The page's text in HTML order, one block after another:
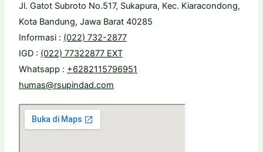
Jl. Gatot Subroto No.517, Sukapura, Kec. Kiaracondong,
Kota Bandung, Jawa Barat 40285
Informasi : (022) 732-2877
IGD : (022) 77322877 EXT
Whatsapp : +6282115796951
humas@rsupindad.com